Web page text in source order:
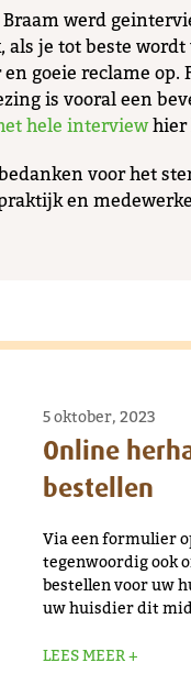
werd
je tot beste
goeie reclame
is vooral een
hele interviewhier
voor het
en
5 oktober, 2023
Online
bestellen
Via een formulier
tegenwoordig ook
bestellen voor uw
uw huisdier dit
LEES MEER +